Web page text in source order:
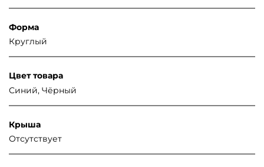
Форма
Круглый
Цвет товара
Синий, Чёрный
Крыша
Отсутствует